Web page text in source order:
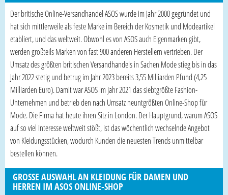
Der britische Online-Versandhandel ASOS wurde im Jahr 2000 gegründet und
hat sich mittlerweile als feste Marke im Bereich der Kosmetik und Modeartikel
etabliert, und das weltweit. Obwohl es von ASOS auch Eigenmarken gibt,
werden großteils Marken von fast 900 anderen Herstellern vertrieben. Der
Umsatz des größten britischen Versandhandels in Sachen Mode stieg bis in das
Jahr 2022 stetig und betrug im Jahr 2023 bereits 3,55 Milliarden Pfund (4,25
Milliarden Euro). Damit war ASOS im Jahr 2021 das siebtgrößte Fashion-
Unternehmen und betrieb den nach Umsatz neuntgrößten Online-Shop für
Mode. Die Firma hat heute ihren Sitz in London. Der Hauptgrund, warum ASOS
auf so viel Interesse weltweit stößt, ist das wöchentlich wechselnde Angebot
von Kleidungsstücken, wodurch Kunden die neuesten Trends unmittelbar
bestellen können.
GROSSE AUSWAHL AN KLEIDUNG FÜR DAMEN UND H
ERREN IM ASOS ONLINE-SHOP